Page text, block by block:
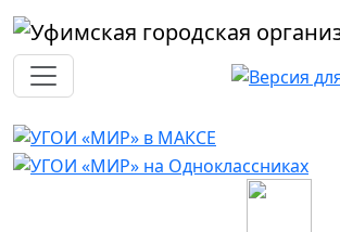
Перейти к основному содержанию